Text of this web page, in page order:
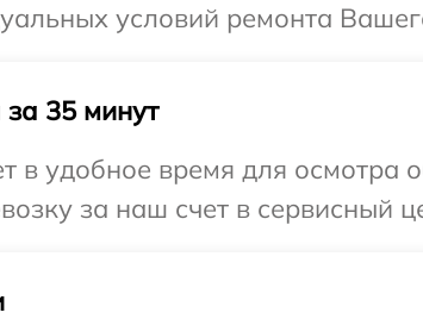
условий ремонта
35 минут
в удобное время для осмотра
за наш счет в сервисный